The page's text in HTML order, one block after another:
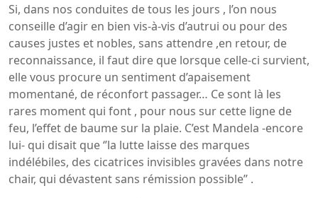
Si, dans nos conduites de tous les jours , l’on nous
conseille d’agir en bien vis-à-vis d’autrui ou pour des
causes justes et nobles, sans attendre ,en retour, de
reconnaissance, il faut dire que lorsque celle-ci survient,
elle vous procure un sentiment d’apaisement
momentané, de réconfort passager… Ce sont là les
rares moment qui font , pour nous sur cette ligne de
feu, l’effet de baume sur la plaie. C’est Mandela -encore
lui- qui disait que ‘’la lutte laisse des marques
indélébiles, des cicatrices invisibles gravées dans notre
chair, qui dévastent sans rémission possible’’ .